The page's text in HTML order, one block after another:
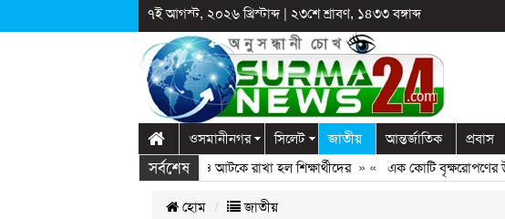
৭ই আগস্ট, ২০২৬ খ্রিস্টাব্দ| ২৩শে শ্রাবণ, ১৪৩৩ বঙ্গাব্দ
ওসমানীনগর সিলেট জাতীয় আন্তর্জাতিক প্রবাস
সর্বশেষ
স্কুলে দুপ্রক’র অনুষ্ঠান: ছুটির পরও আটকে রাখা হল শিক্ষার্থীদের» « এক কোটি বৃক্ষরোপণের
হোম জাতীয়